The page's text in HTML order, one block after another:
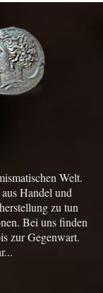
Welt.
Handel und
zu tun
Bei uns finden
zur Gegenwart.